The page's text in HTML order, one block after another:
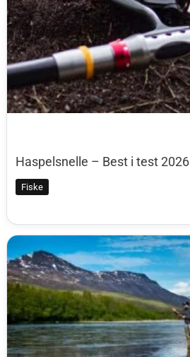
Haspelsnelle – Best i test 2026
Fiske